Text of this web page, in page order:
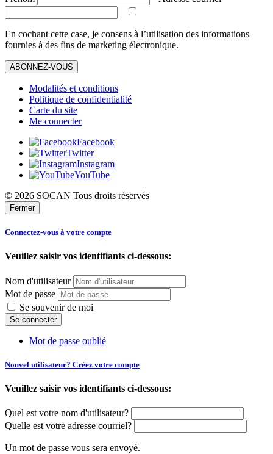
En cochant cette case, je consens à l’utilisation des informations
fournies à des fins de marketing électronique.
ABONNEZ-VOUS
Modalités et conditions
Politique de confidentialité
Carte du site
Me connecter
Facebook
Twitter
Instagram
YouTube
© 2026 SOCAN Tous droits réservés
Fermer
Connectez-vous à votre compte
Veuillez saisir vos identifiants ci-dessous:
Nom d'utilisateur
Mot de passe
Se souvenir de moi
Mot de passe oublié
Nouvel utilisateur? Créez votre compte
Veuillez saisir vos identifiants ci-dessous:
Quel est votre nom d'utilisateur?
Quelle est votre adresse courriel?
Un mot de passe vous sera envoyé.